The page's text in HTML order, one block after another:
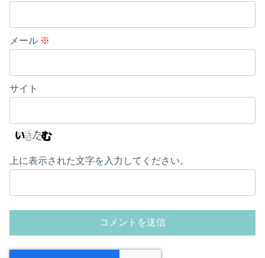
メール ※
サイト
上に表示された文字を入力してください。